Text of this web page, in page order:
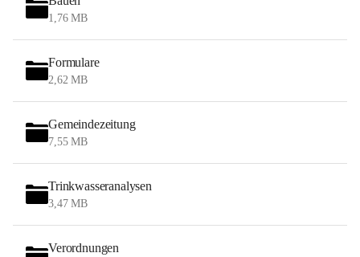
1,76 MB
Formulare
2,62 MB
Gemeindezeitung
7,55 MB
Trinkwasseranalysen
3,47 MB
Verordnungen